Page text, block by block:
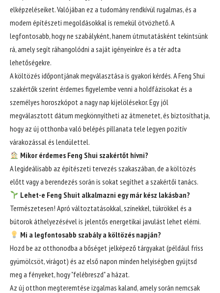
elképzeléseiket. Valójában ez a tudomány rendkívül rugalmas, és a
modern építészeti megoldásokkal is remekül ötvözhető. A
legfontosabb, hogy ne szabályként, hanem útmutatásként tekintsünk
rá, amely segít ráhangolódni a saját igényeinkre és a tér adta
lehetőségekre.
A költözés időpontjának megválasztása is gyakori kérdés. A Feng Shui
szakértők szerint érdemes figyelembe venni a holdfázisokat és a
személyes horoszkópot a nagy nap kijelölésekor. Egy jól
megválasztott dátum megkönnyítheti az átmenetet, és biztosíthatja,
hogy az új otthonba való belépés pillanata tele legyen pozitív
várakozással és lendülettel.
Mikor érdemes Feng Shui szakértőt hívni?
A legideálisabb az építészeti tervezés szakaszában, de a költözés
előtt vagy a berendezés során is sokat segíthet a szakértői tanács.
Lehet-e Feng Shuit alkalmazni egy már kész lakásban?
Természetesen! Apró változtatásokkal, színekkel, tükrökkel és a
bútorok áthelyezésével is jelentős energetikai javulást lehet elérni.
Mi a legfontosabb szabály a költözés napján?
Hozd be az otthonodba a bőséget jelképező tárgyakat (például friss
gyümölcsöt, virágot) és az első napon minden helyiségben gyújtsd
meg a fényeket, hogy "felébreszd" a házat.
Az új otthon megteremtése izgalmas kaland, amely során nemcsak